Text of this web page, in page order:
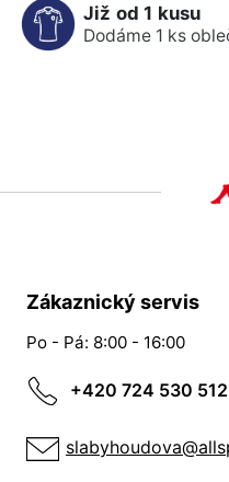
Již od 1 kusu
Dodáme 1 ks
Zákaznický servis
Po - Pá: 8:00 - 16:00
+420 724 530 512